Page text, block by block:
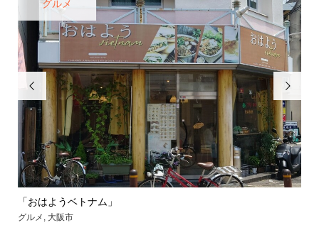

「おはようベトナム」
グルメ , 大阪市
グルメ
